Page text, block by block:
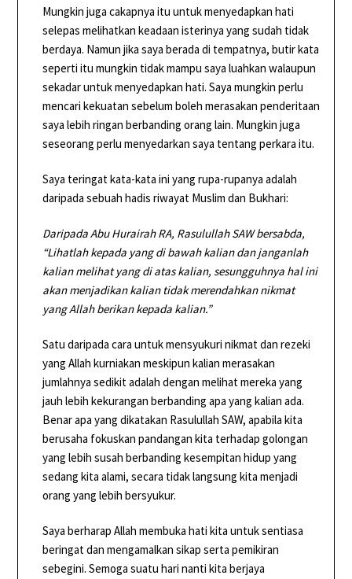
Mungkin juga cakapnya itu untuk menyedapkan hati
selepas melihatkan keadaan isterinya yang sudah tidak
berdaya. Namun jika saya berada di tempatnya, butir kata
seperti itu mungkin tidak mampu saya luahkan walaupun
sekadar untuk menyedapkan hati. Saya mungkin perlu
mencari kekuatan sebelum boleh merasakan penderitaan
saya lebih ringan berbanding orang lain. Mungkin juga
seseorang perlu menyedarkan saya tentang perkara itu.
Saya teringat kata-kata ini yang rupa-rupanya adalah
daripada sebuah hadis riwayat Muslim dan Bukhari:
Daripada Abu Hurairah RA, Rasulullah SAW bersabda,
“Lihatlah kepada yang di bawah kalian dan janganlah
kalian melihat yang di atas kalian, sesungguhnya hal ini
akan menjadikan kalian tidak merendahkan nikmat
yang Allah berikan kepada kalian.”
Satu daripada cara untuk mensyukuri nikmat dan rezeki
yang Allah kurniakan meskipun kalian merasakan
jumlahnya sedikit adalah dengan melihat mereka yang
jauh lebih kekurangan berbanding apa yang kalian ada.
Benar apa yang dikatakan Rasulullah SAW, apabila kita
berusaha fokuskan pandangan kita terhadap golongan
yang lebih susah berbanding kesempitan hidup yang
sedang kita alami, secara tidak langsung kita menjadi
orang yang lebih bersyukur.
Saya berharap Allah membuka hati kita untuk sentiasa
beringat dan mengamalkan sikap serta pemikiran
sebegini. Semoga suatu hari nanti kita berjaya